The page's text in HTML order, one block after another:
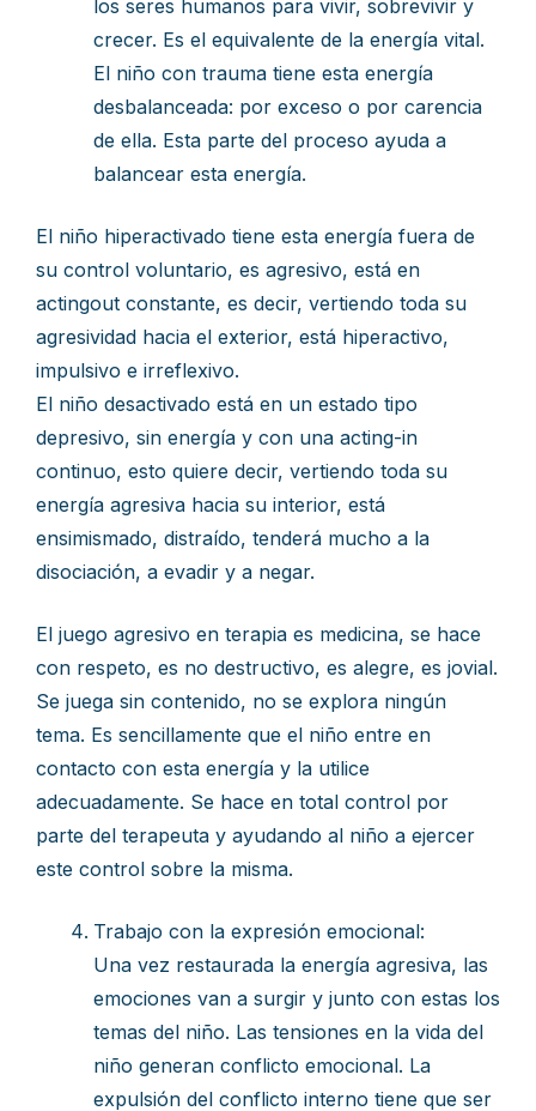
los seres humanos para vivir, sobrevivir y
crecer. Es el equivalente de la energía vital.
El niño con trauma tiene esta energía
desbalanceada: por exceso o por carencia
de ella. Esta parte del proceso ayuda a
balancear esta energía.
El niño hiperactivado tiene esta energía fuera de
su control voluntario, es agresivo, está en
actingout constante, es decir, vertiendo toda su
agresividad hacia el exterior, está hiperactivo,
impulsivo e irreflexivo.
El niño desactivado está en un estado tipo
depresivo, sin energía y con una acting-in
continuo, esto quiere decir, vertiendo toda su
energía agresiva hacia su interior, está
ensimismado, distraído, tenderá mucho a la
disociación, a evadir y a negar.
El juego agresivo en terapia es medicina, se hace
con respeto, es no destructivo, es alegre, es jovial.
Se juega sin contenido, no se explora ningún
tema. Es sencillamente que el niño entre en
contacto con esta energía y la utilice
adecuadamente. Se hace en total control por
parte del terapeuta y ayudando al niño a ejercer
este control sobre la misma.
Trabajo con la expresión emocional:
Una vez restaurada la energía agresiva, las
emociones van a surgir y junto con estas los
temas del niño. Las tensiones en la vida del
niño generan conflicto emocional. La
expulsión del conflicto interno tiene que ser